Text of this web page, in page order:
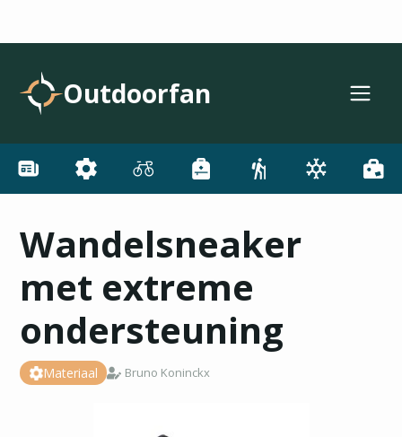
Outdoorfan
Wandelsneaker
met extreme
ondersteuning
Materiaal Bruno Koninckx